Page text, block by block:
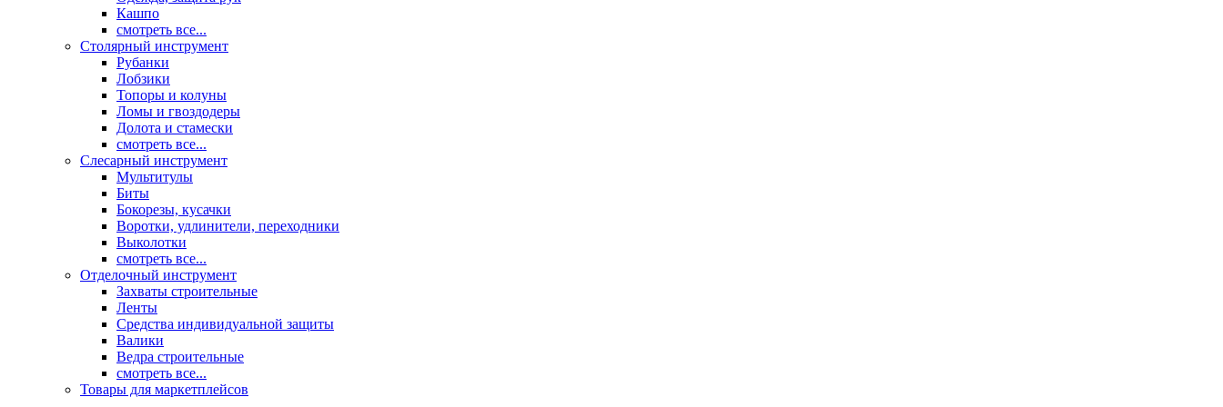
Кашпо
смотреть все...
Столярный инструмент
Рубанки
Лобзики
Топоры и колуны
Ломы и гвоздодеры
Долота и стамески
смотреть все...
Слесарный инструмент
Мультитулы
Биты
Бокорезы, кусачки
Воротки, удлинители, переходники
Выколотки
смотреть все...
Отделочный инструмент
Захваты строительные
Ленты
Средства индивидуальной защиты
Валики
Ведра строительные
смотреть все...
Товары для маркетплейсов